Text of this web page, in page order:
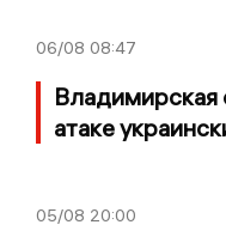
06/08 08:47
Владимирская
атаке
05/08 20:00